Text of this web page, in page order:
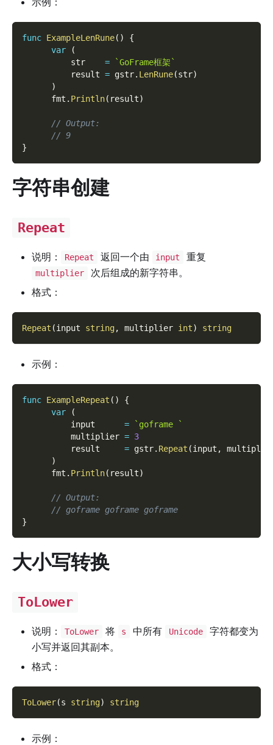
func ExampleLenRune( )
{
var
(
          str
=
`GoFrame框架`
          result
= gstr. LenRune(str)
)
      fmt
. Println( result)
// Output:
// 9
}
字符串创建
Repeat
说明： Repeat 返回一个由 input 重复
multiplier
次后组成的新字符串。
格式：
Repeat (input string, multiplier int) string
示例：
func ExampleRepeat ( )
{
var
(
          input
=
`goframe `
          multiplier
= 3
          result
= gstr. Repeat (input ,
)
      fmt
. Println( result)
// Output:
// goframe goframe goframe
}
大小写转换
ToLower
说明： ToLower 将 s 中所有 Unicode
字符都变为
小写并返回其副本。
格式：
ToLower(s string) string
示例：